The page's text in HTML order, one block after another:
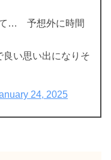
て… 予想外に時間
い思い出になりそ
24, 2025